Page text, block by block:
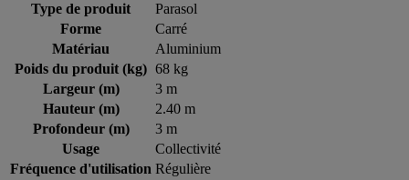
Type de produit
Parasol
Forme
Carré
Matériau
Aluminium
Poids du produit (kg) 68 kg
Largeur (m)
3 m
Hauteur (m)
2.40 m
Profondeur (m)
3 m
Usage
Collectivité
Fréquence d'utilisation Régulière